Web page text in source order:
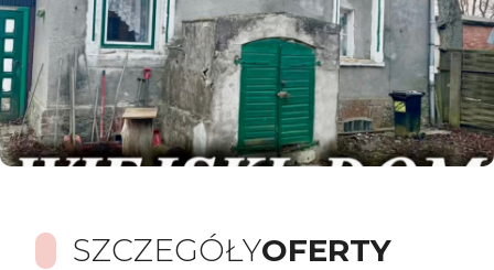
SZCZEGÓŁYOFERTY